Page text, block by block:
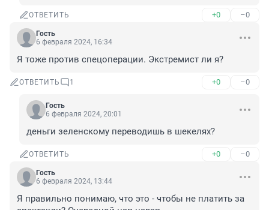
ОТВЕТИТЬ +0 –0
Гость
6 февраля 2024, 16:34
Я тоже против спецоперации. Экстремист ли я?
ОТВЕТИТЬ 1 +0 –0
Гость
6 февраля 2024, 20:01
деньги зеленскому переводишь в шекелях?
ОТВЕТИТЬ +0 –0
Гость
6 февраля 2024, 13:44
Я правильно понимаю, что это - чтобы не платить за